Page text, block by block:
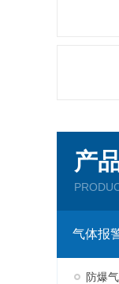
产
气体报
防爆